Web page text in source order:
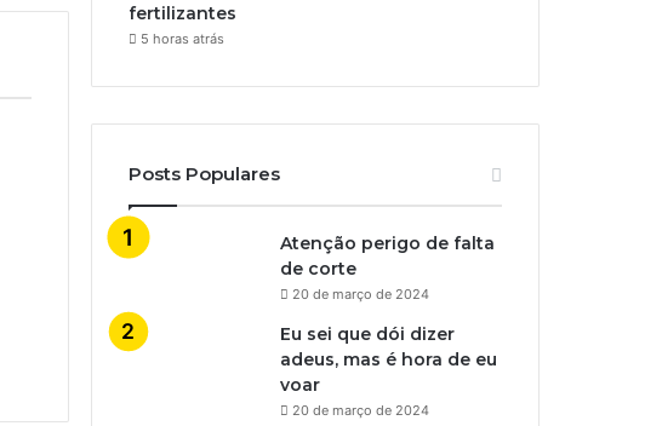
fertilizantes
5 horas atrás
Posts Populares
Atenção perigo de falta
de corte
20 de março de 2024
Eu sei que dói dizer
adeus, mas é hora de eu
voar
20 de março de 2024